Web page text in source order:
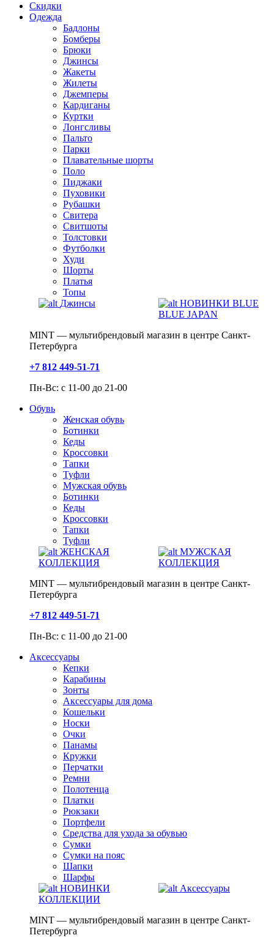
Скидки
Одежда
Бадлоны
Бомберы
Брюки
Джинсы
Жакеты
Жилеты
Джемперы
Кардиганы
Куртки
Лонгсливы
Пальто
Парки
Плавательные шорты
Поло
Пиджаки
Пуховики
Рубашки
Свитера
Свитшоты
Толстовки
Футболки
Худи
Шорты
Платья
Топы
Джинсы
НОВИНКИ BLUE
BLUE JAPAN
MINT — мультибрендовый магазин в центре Санкт-
Петербурга
+7 812 449-51-71
Пн-Вс: с 11-00 до 21-00
Обувь
Женская обувь
Ботинки
Кеды
Кроссовки
Тапки
Туфли
Мужская обувь
Ботинки
Кеды
Кроссовки
Тапки
Туфли
ЖЕНСКАЯ
КОЛЛЕКЦИЯ
МУЖСКАЯ
КОЛЛЕКЦИЯ
MINT — мультибрендовый магазин в центре Санкт-
Петербурга
+7 812 449-51-71
Пн-Вс: с 11-00 до 21-00
Аксессуары
Кепки
Карабины
Зонты
Аксессуары для дома
Кошельки
Носки
Очки
Панамы
Кружки
Перчатки
Ремни
Полотенца
Платки
Рюкзаки
Портфели
Средства для ухода за обувью
Сумки
Сумки на пояс
Шапки
Шарфы
НОВИНКИ
КОЛЛЕКЦИИ
Аксессуары
MINT — мультибрендовый магазин в центре Санкт-
Петербурга